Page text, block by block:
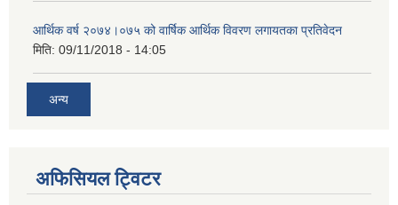
आर्थिक वर्ष २०७४।०७५ को वार्षिक आर्थिक विवरण लगायतका प्रतिवेदन
मिति: 09/11/2018 - 14:05
अन्य
अफिसियल ट्विटर